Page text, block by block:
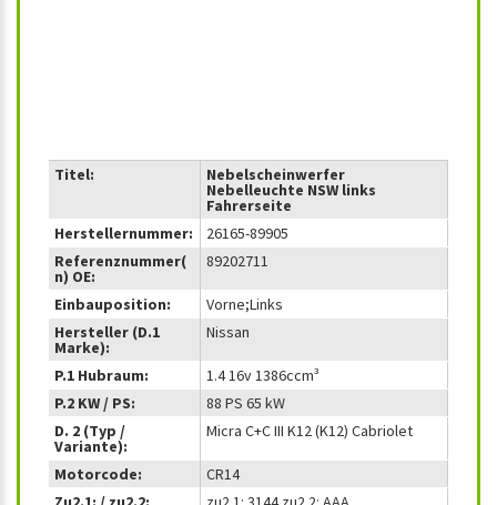
Titel: Nebelscheinwerfer
Nebelleuchte NSW links
Fahrerseite
Herstellernummer:
26165-89905
Referenznummer(
n) OE:
89202711
Einbauposition:
Vorne;Links
Hersteller (D.1
Marke):
Nissan
P.1 Hubraum:
1.4 16v 1386ccm³
P.2 KW / PS:
88 PS 65 kW
D. 2 (Typ /
Variante):
Micra C+C III K12 (K12) Cabriolet
Motorcode:
CR14